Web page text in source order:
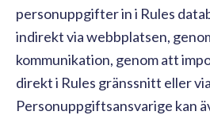
personuppgifter in i Rules
indirekt via webbplatsen,
kommunikation, genom att
direkt i Rules gränssnitt eller
Personuppgiftsansvarige kan